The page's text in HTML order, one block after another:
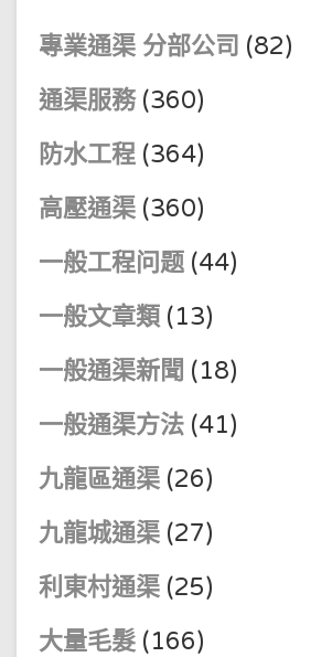
專業通渠 分部公司 (82)
通渠服務 (360)
防水工程 (364)
高壓通渠 (360)
一般工程问题 (44)
一般文章類 (13)
一般通渠新聞 (18)
一般通渠方法 (41)
九龍區通渠 (26)
九龍城通渠 (27)
利東村通渠 (25)
大量毛髮 (166)